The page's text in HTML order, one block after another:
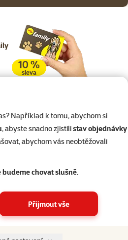
Například k tomu, abychom si
, abyste snadno zjistilistav objednávky
abychom vás neobtěžovali
budeme chovat slušně.
Přijmout vše
10 %
sleva
jsme vám blízko